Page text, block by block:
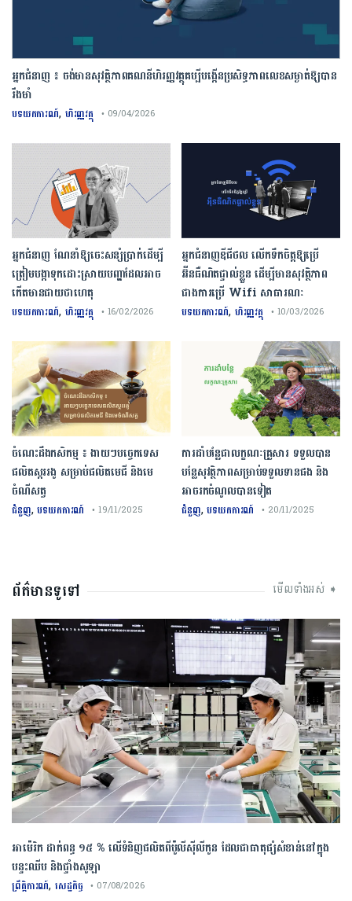
អ្នកជំនាញ ៖ ចង់មានសុវត្ថិភាពគណនីហិរញ្ញវត្ថុគប្បីបង្កើនប្រសិទ្ធភាពលេខសម្ងាត់ឱ្យបាន
រឹងមាំ
បទយកការណ៍, ហិរញ្ញវត្ថុ • 09/04/2026
អ្នកជំនាញឌីជីថល លើកទឹកចិត្តឱ្យប្រើ
អ៊ីនធឺណិតផ្ទាល់ខ្លួន ដើម្បីមានសុវត្ថិភាព
ជាងការប្រើ Wifi​ សាធារណៈ
បទយកការណ៍, ហិរញ្ញវត្ថុ • 10/03/2026
អ្នកជំនាញ ណែនាំឱ្យចេះសន្សំប្រាក់ដើម្បី
ត្រៀមបង្កាទុកដោះស្រាយបញ្ហាដែលអាច
កើតមានជាយថាហេតុ
បទយកការណ៍, ហិរញ្ញវត្ថុ • 16/02/2026
ការដាំបន្លែជាលក្ខណៈគ្រួសារ ទទួលបាន
បន្លែសុវត្ថិភាពសម្រាប់ទទួលទានផង និង
អាចរកចំណូលបានទៀត
ជំនួញ,បទយកការណ៍ • 20/11/2025
ចំណេះដឹងកសិកម្ម ៖ ងាយៗបច្ចេកទេស
ផលិតស្កររងូ សម្រាប់ផលិតមេជី និងមេ
ចំណីសត្វ
ជំនួញ,បទយកការណ៍ • 19/11/2025
ព័ត៌មានទូទៅ មើលទាំងអស់ ➧
អាម៉េរិក ដាក់ពន្ធ ១៥ % លើទំនិញផលិតពីប៉ូលីស៊ីលីកូន ដែលជាធាតុផ្សំសំខាន់នៅក្នុង
បន្ទះឈីប និងផ្ទាំងសូឡា
ព្រឹត្តិការណ៍, សេដ្ឋកិច្ច • 07/08/2026